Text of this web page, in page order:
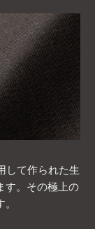
して作られた生
す。その極上の